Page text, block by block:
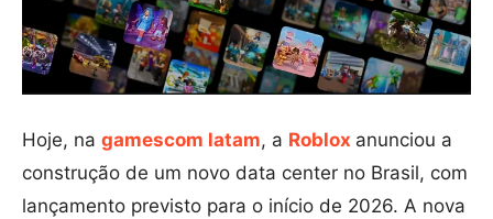
Hoje, na gamescom latam, a Roblox anunciou a
construção de um novo data center no Brasil, com
lançamento previsto para o início de 2026. A nova